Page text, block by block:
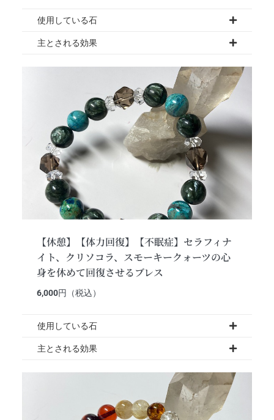
使用している石
主とされる効果
【休憩】【体力回復】【不眠症】セラフィナ
イト、クリソコラ、スモーキークォーツの心
身を休めて回復させるブレス
6,000円（税込）
使用している石
主とされる効果